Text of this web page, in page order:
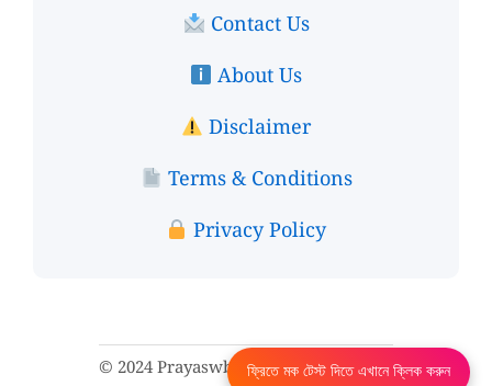
Contact Us
About Us
Disclaimer
Terms & Conditions
Privacy Policy
© 2024 Prayaswb. All rights reserved.
ফ্রিতে মক টেস্ট দিতে এখানে ক্লিক করুন